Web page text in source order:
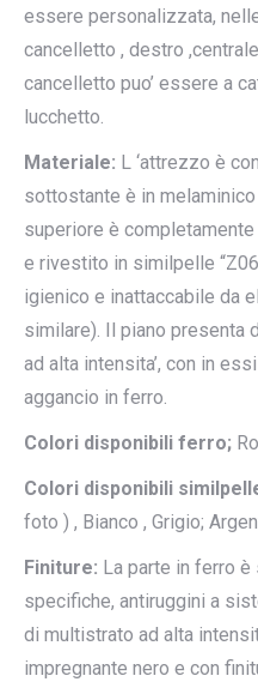
essere personalizzata,
cancelletto , destro
cancelletto puo’ essere a
lucchetto.
Materiale: L ‘attrezzo è
sottostante è in
superiore è
e rivestito in similpelle
igienico e inattaccabile da
similare). Il piano presenta
ad alta intensita’, con in
aggancio in ferro.
Colori disponibili ferro;
Colori disponibili
foto ) , Bianco , Grigio;
Finiture: La parte in ferro è
specifiche, antiruggini a
di multistrato ad alta
impregnante nero e con